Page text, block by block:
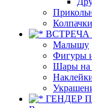
Малышу
Фигуры
Шары на
ГЕНДЕР